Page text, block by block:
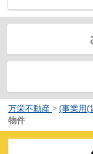
万栄不動産 > (事業用(
物件